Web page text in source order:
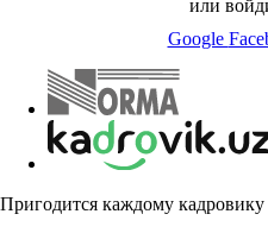
или
Google
Пригодится каждому кадровику